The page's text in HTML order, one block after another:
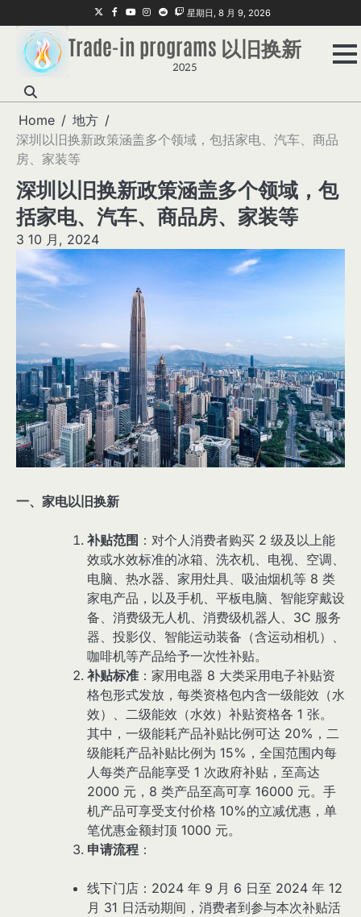
to
content
TwitterFacebook
YoutubeInstagram
RedditTwitch
星期日, 8 月 9, 2026
Trade-in programs 以旧换新
2025
Home
地方
深圳以旧换新政策涵盖多个领域，包括家电、汽车、商品
房、家装等
深圳以旧换新政策涵盖多个领域，包
括家电、汽车、商品房、家装等
3 10 月, 2024
一、家电以旧换新
补贴范围 ：对个人消费者购买 2 级及以上能
效或水效标准的冰箱、洗衣机、电视、空调、
电脑、热水器、家用灶具、吸油烟机等 8 类
家电产品，以及手机、平板电脑、智能穿戴设
备、消费级无人机、消费级机器人、3C 服务
器、投影仪、智能运动装备（含运动相机）、
咖啡机等产品给予一次性补贴。
补贴标准 ：家用电器 8 大类采用电子补贴资
格包形式发放，每类资格包内含一级能效（水
效）、二级能效（水效）补贴资格各 1 张。
其中，一级能耗产品补贴比例可达 20%，二
级能耗产品补贴比例为 15%，全国范围内每
人每类产品能享受 1 次政府补贴，至高达
2000 元，8 类产品至高可享 16000 元。手
机产品可享受支付价格 10%的立减优惠，单
笔优惠金额封顶 1000 元。
申请流程 ：
线下门店：2024 年 9 月 6 日至 2024 年 12
月 31 日活动期间，消费者到参与本次补贴活